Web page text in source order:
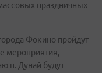
праздничных
Фокино пройдут
мероприятия,
п. Дунай будут